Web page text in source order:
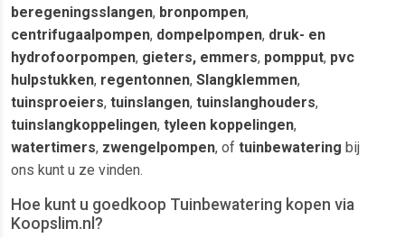
beregeningsslangen, bronpompen,
centrifugaalpompen, dompelpompen, druk- en
hydrofoorpompen, gieters, emmers, pompput, pvc
hulpstukken, regentonnen, Slangklemmen,
tuinsproeiers, tuinslangen, tuinslanghouders,
tuinslangkoppelingen, tyleen koppelingen,
watertimers, zwengelpompen, of tuinbewatering bij
ons kunt u ze vinden.
Hoe kunt u goedkoop Tuinbewatering kopen via
Koopslim.nl?